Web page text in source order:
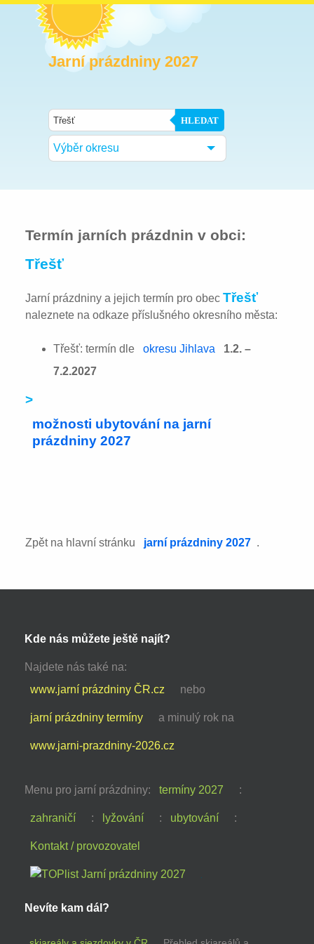
Jarní prázdniny 2027
HLEDAT
Výběr okresu
Termín jarních prázdnin v obci:
Třešť
Jarní prázdniny a jejich termín pro obecTřešť
naleznete na odkaze příslušného okresního města:
Třešť: termín dle okresu Jihlava
1.2. –
7.2.2027
>
možnosti ubytování na jarní
prázdniny 2027
Zpět na hlavní stránku jarní prázdniny 2027 .
Kde nás můžete ještě najít?
Najdete nás také na:
www.jarní prázdniny ČR.cz
nebo
jarní prázdniny termíny a minulý rok na
www.jarni-prazdniny-2026.cz
Menu pro jarní prázdniny: termíny 2027 :
zahraničí : lyžování : ubytování :
Kontakt / provozovatel
Nevíte kam dál?